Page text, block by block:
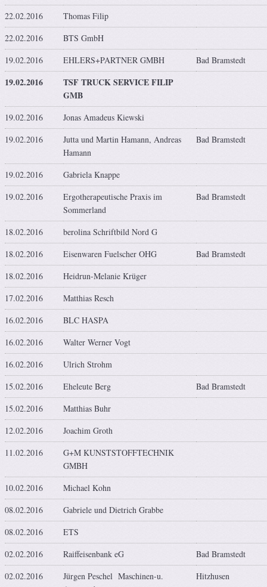
22.02.2016
Thomas Filip
22.02.2016
BTS GmbH
19.02.2016
EHLERS+PARTNER GMBH Bad Bramstedt
19.02.2016
TSF TRUCK SERVICE FILIP
GMB
19.02.2016
Jonas Amadeus Kiewski
19.02.2016
Jutta und Martin Hamann, Andreas
Hamann
Bad Bramstedt
19.02.2016
Gabriela Knappe
19.02.2016
Ergotherapeutische Praxis im
Sommerland
Bad Bramstedt
18.02.2016
berolina Schriftbild Nord G
18.02.2016
Eisenwaren Fuelscher OHG
Bad Bramstedt
18.02.2016
Heidrun-Melanie Krüger
17.02.2016
Matthias Resch
16.02.2016
BLC HASPA
16.02.2016
Walter Werner Vogt
16.02.2016
Ulrich Strohm
15.02.2016
Eheleute Berg
Bad Bramstedt
15.02.2016
Matthias Buhr
12.02.2016
Joachim Groth
11.02.2016
G+M KUNSTSTOFFTECHNIK
GMBH
10.02.2016
Michael Kohn
08.02.2016
Gabriele und Dietrich Grabbe
08.02.2016
ETS
02.02.2016
Raiffeisenbank eG
Bad Bramstedt
02.02.2016
Jürgen Peschel Maschinen-u.
Hitzhusen